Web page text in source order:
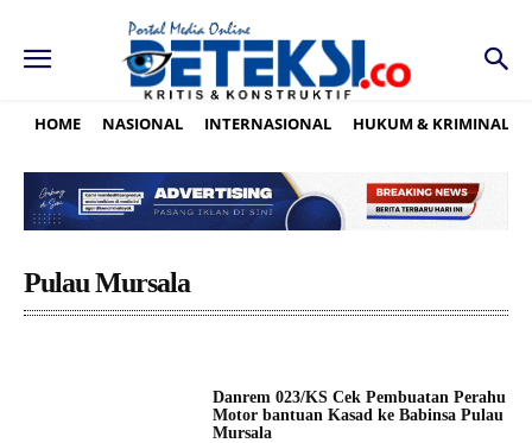
HOME NASIONAL INTERNASIONAL HUKUM & KRIMINAL
Pulau Mursala
Danrem 023/KS Cek Pembuatan Perahu
Motor bantuan Kasad ke Babinsa Pulau
Mursala